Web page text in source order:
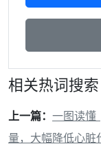
相关热词搜索
上一篇： 一图读懂
量，大幅降低心脏